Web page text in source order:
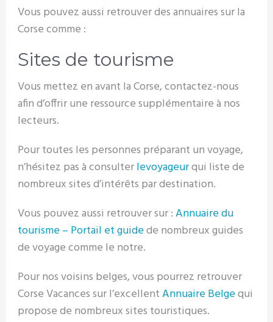
Vous pouvez aussi retrouver des annuaires sur la
Corse comme :
Sites de tourisme
Vous mettez en avant la Corse, contactez-nous
afin d’offrir une ressource supplémentaire à nos
lecteurs.
Pour toutes les personnes préparant un voyage,
n’hésitez pas à consulterlevoyageurqui liste de
nombreux sites d’intérêts par destination.
Vous pouvez aussi retrouver sur :Annuaire du
tourisme – Portail et guidede nombreux guides
de voyage comme le notre.
Pour nos voisins belges, vous pourrez retrouver
Corse Vacances sur l’excellentAnnuaire Belgequi
propose de nombreux sites touristiques.